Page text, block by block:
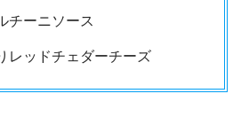
チーニソース
レッドチェダーチーズ